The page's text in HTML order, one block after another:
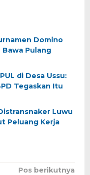
Domino
Pulang
di Desa Ussu:
Tegaskan Itu
Luwu
Peluang Kerja
Pos berikutnya